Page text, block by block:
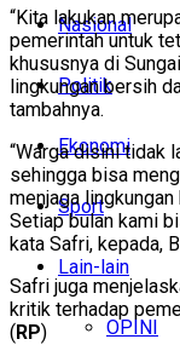
Nasional
Politik
Ekonomi
Sport
Lain-lain
OPINI
“Kita lakukan
pemerintah untuk
khususnya di
lingkungan bersih
tambahnya.
“Warga disini tidak
sehingga bisa
menjaga
Setiap bulan kami
kata Safri, kepada,
Safri juga
kritik terhadap
(RP)